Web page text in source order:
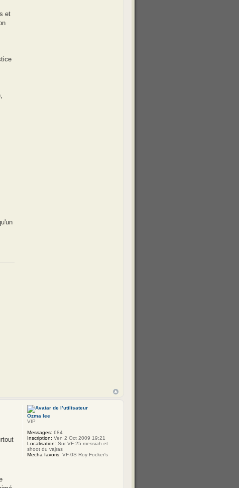
et
Ozma lee
VIP
Messages: 684
Inscription: Ven 2 Oct 2009 19:21
Localisation: Sur VF-25 messiah et
shoot du vajras
Mecha favoris: VF-0S Roy Focker's